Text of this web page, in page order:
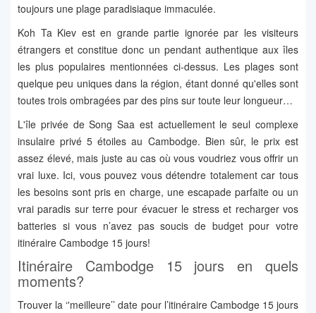
toujours une plage paradisiaque immaculée.
Koh Ta Kiev est en grande partie ignorée par les visiteurs
étrangers et constitue donc un pendant authentique aux îles
les plus populaires mentionnées ci-dessus. Les plages sont
quelque peu uniques dans la région, étant donné qu'elles sont
toutes trois ombragées par des pins sur toute leur longueur…
L'île privée de Song Saa est actuellement le seul complexe
insulaire privé 5 étoiles au Cambodge. Bien sûr, le prix est
assez élevé, mais juste au cas où vous voudriez vous offrir un
vrai luxe. Ici, vous pouvez vous détendre totalement car tous
les besoins sont pris en charge, une escapade parfaite ou un
vrai paradis sur terre pour évacuer le stress et recharger vos
batteries si vous n’avez pas soucis de budget pour votre
itinéraire Cambodge 15 jours!
Itinéraire Cambodge 15 jours en quels
moments?
Trouver la ‘'meilleure’’ date pour l’itinéraire Cambodge 15 jours